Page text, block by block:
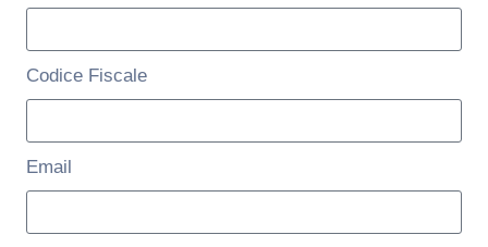
Codice Fiscale
Email